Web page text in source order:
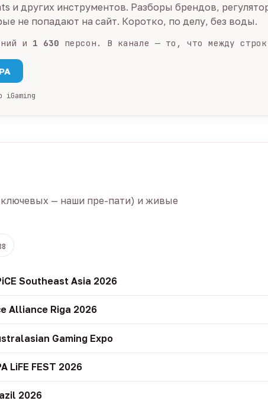
и других инструментов. Разборы брендов,
не попадают на сайт. Коротко, по делу, без воды.
и 1 630 персон. В канале — то, что между
iGaming
— наши пре-пати) и живые
Southeast Asia 2026
Alliance Riga 2026
Gaming Expo
LiFE FEST 2026
2026